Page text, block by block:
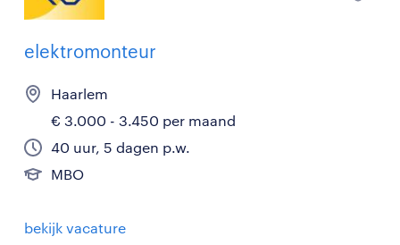
elektromonteur
Haarlem
€ 3.000 - 3.450 per maand
40 uur, 5 dagen p.w.
MBO
bekijk vacature